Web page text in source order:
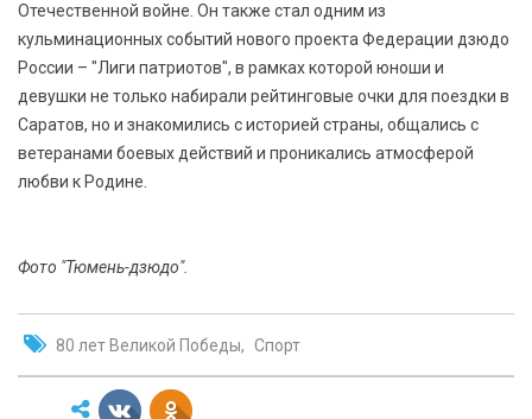
Отечественной войне. Он также стал одним из
кульминационных событий нового проекта Федерации дзюдо
России – "Лиги патриотов", в рамках которой юноши и
девушки не только набирали рейтинговые очки для поездки в
Саратов, но и знакомились с историей страны, общались с
ветеранами боевых действий и проникались атмосферой
любви к Родине.
Фото "Тюмень-дзюдо".
80 лет Великой Победы Спорт